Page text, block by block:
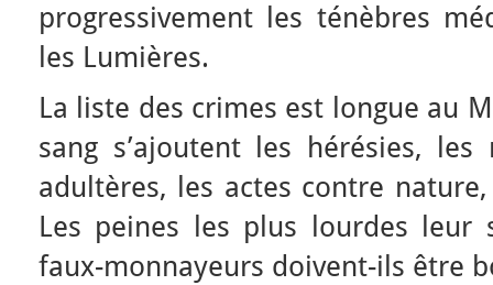
progressivement les ténèbres
les Lumières.
La liste des crimes est longue au
sang s’ajoutent les hérésies,
adultères, les actes contre
Les peines les plus lourdes leur
faux-monnayeurs doivent-ils être